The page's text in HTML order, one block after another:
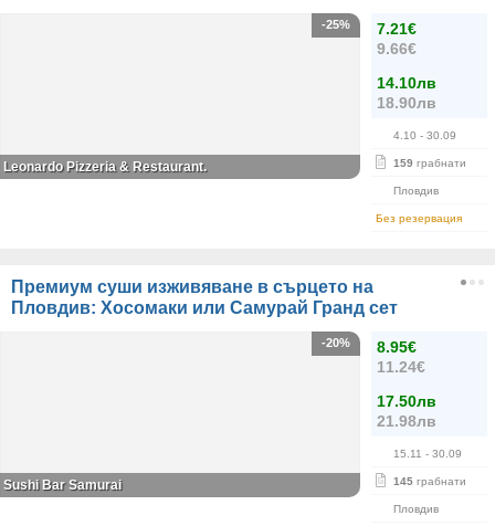
7.21€
9.66€
14.10лв
18.90лв
4.10 - 30.09
159 грабнати
Пловдив
Без резервация
-25%
Leonardo Pizzeria & Restaurant.
Премиум суши изживяване в сърцето на
Пловдив: Хосомаки или Самурай Гранд сет
8.95€
11.24€
17.50лв
21.98лв
15.11 - 30.09
145 грабнати
Пловдив
-20%
Sushi Bar Samurai